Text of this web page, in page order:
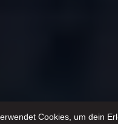
Cookies, um dein